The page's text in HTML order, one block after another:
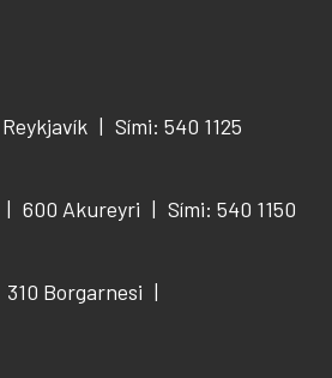
Reykjavík
Sími: 540 1125
600 Akureyri
Sími: 540 1150
310 Borgarnesi